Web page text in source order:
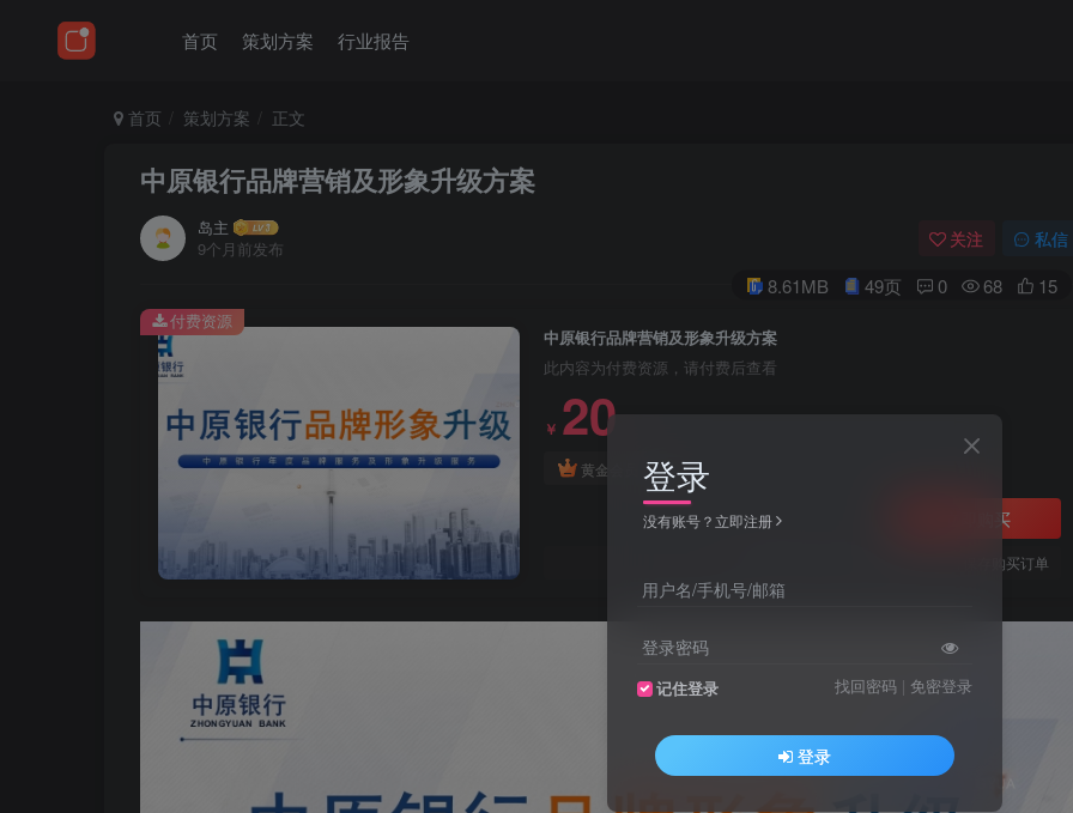
首页 策划方案 行业报告
首页 策划方案 正文
中原银行品牌营销及形象升级方案
岛主
9个月前发布
关注 私信
8.61MB 49页 0 68 15
中原银行品牌营销及形象升级方案
此内容为付费资源，请付费后查看
￥ 20
黄金会员 免费
立即购买
您当前未登录！建议登陆后购买，可保存购买订单
付费资源
登录
没有账号？立即注册
用户名/手机号/邮箱
登录密码
记住登录 找回密码 | 免密登录
登录